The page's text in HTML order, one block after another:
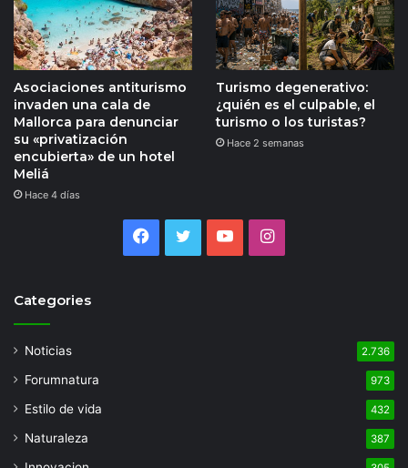
Asociaciones antiturismo
invaden una cala de
Mallorca para denunciar
su «privatización
encubierta» de un hotel
Meliá
Hace 4 días
Turismo degenerativo:
¿quién es el culpable, el
turismo o los turistas?
Hace 2 semanas
Facebook
TwitterYouTubeInstagram
Categories
Noticias 2.736
Forumnatura 973
Estilo de vida 432
Naturaleza 387